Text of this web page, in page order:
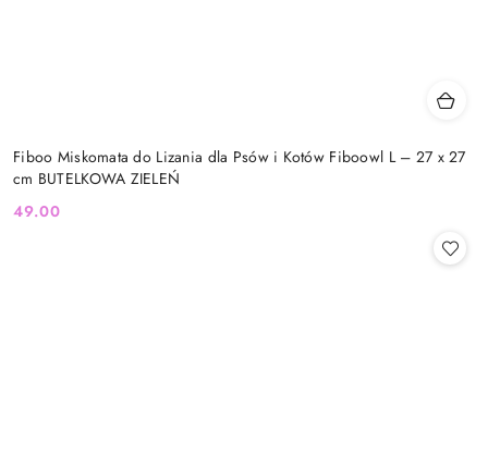
Fiboo Miskomata do Lizania dla Psów i Kotów Fiboowl L – 27 x 27
cm BUTELKOWA ZIELEŃ
Cena:
49.00